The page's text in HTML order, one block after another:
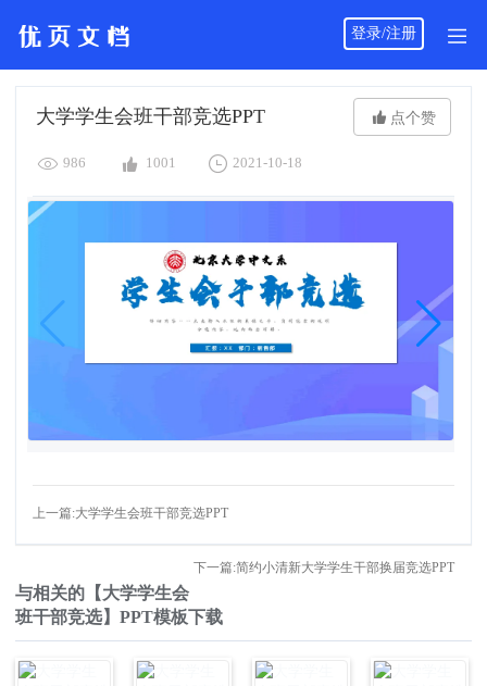
登录/注册
大学学生会班干部竞选PPT  点个赞
 986  1001  2021-10-18
上一篇:大学学生会班干部竞选PPT
下一篇:简约小清新大学学生干部换届竞选PPT
与相关的【大学学生会
班干部竞选】PPT模板下载